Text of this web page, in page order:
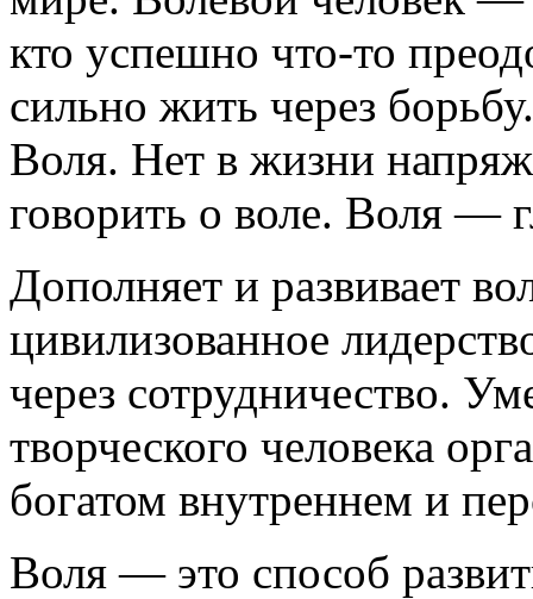
кто успешно что-то
сильно жить через
Воля. Нет в жизни
говорить о воле. Воля —
Дополняет и развивает
цивилизованное
через сотрудничество.
творческого человека
богатом внутреннем и
Воля — это способ